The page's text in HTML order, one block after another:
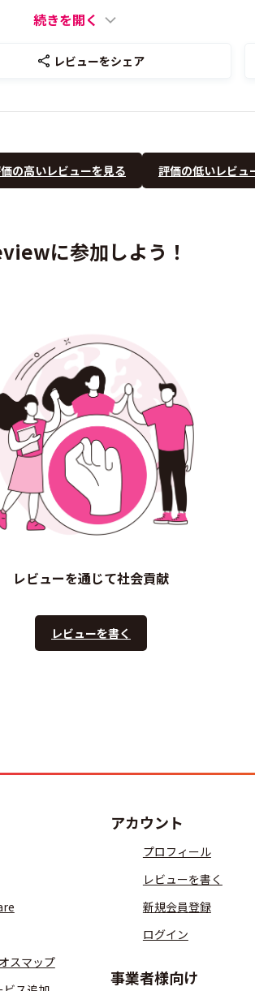
続きを開く
レビューをシェア
の高いレビューを見る 評価の低いレビュ
に参加しよう！
レビューを通じて社会貢献
レビューを書く
スマップ
アカウント
プロフィール
レビューを書く
新規会員登録
ログイン
事業者様向け